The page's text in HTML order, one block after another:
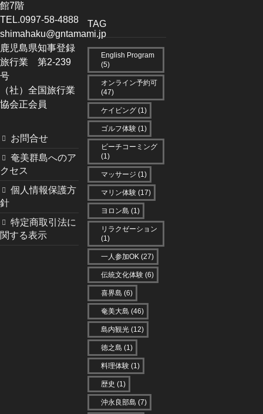
館7階
TEL.0997-58-4888
shimahaku@gntamami.jp
鹿児島県知事登録
旅行業 第2-239
号
（社）全国旅行業
協会正会員
お問合せ
奄美群島へのア
クセス
個人情報保護方
針
特定商取引法に
関する表示
TAG
English Program
(5)
オンライン予約可
(47)
ケイビング(1)
ゴルフ体験(1)
ビーチコーミング
(1)
マッサージ (1)
マリン体験(17)
ヨロン島 (1)
リラクゼーション
(1)
一人参加OK(27)
伝統文化体験(6)
喜界島 (6)
奄美大島 (46)
島内観光(12)
徳之島 (1)
料理体験(1)
歴史 (1)
沖永良部島 (7)